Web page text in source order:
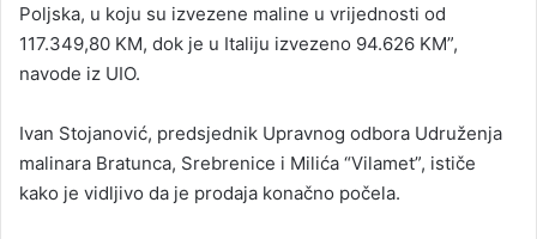
Poljska, u koju su izvezene maline u vrijednosti od
117.349,80 KM, dok je u Italiju izvezeno 94.626 KM”,
navode iz UIO.
Ivan Stojanović, predsjednik Upravnog odbora Udruženja
malinara Bratunca, Srebrenice i Milića “Vilamet”, ističe
kako je vidljivo da je prodaja konačno počela.